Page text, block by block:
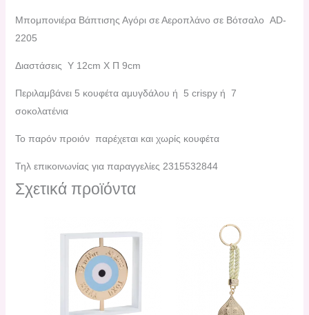
Μπομπονιέρα Βάπτισης Αγόρι σε Αεροπλάνο σε Βότσαλο AD-
2205
Διαστάσεις Υ 12cm Χ Π 9cm
Περιλαμβάνει 5 κουφέτα αμυγδάλου ή 5 crispy ή 7
σοκολατένια
Το παρόν προιόν παρέχεται και χωρίς κουφέτα
Τηλ επικοινωνίας για παραγγελίες 2315532844
Σχετικά προϊόντα